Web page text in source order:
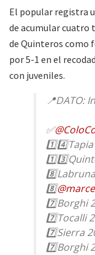
El popular registra
de acumular cuatro
de Quinteros como
por 5-1 en el
con juveniles.
📍DATO:
✅
8️⃣
7️⃣Borghi
7️⃣Tocalli
7️⃣Sierra
7️⃣Borghi